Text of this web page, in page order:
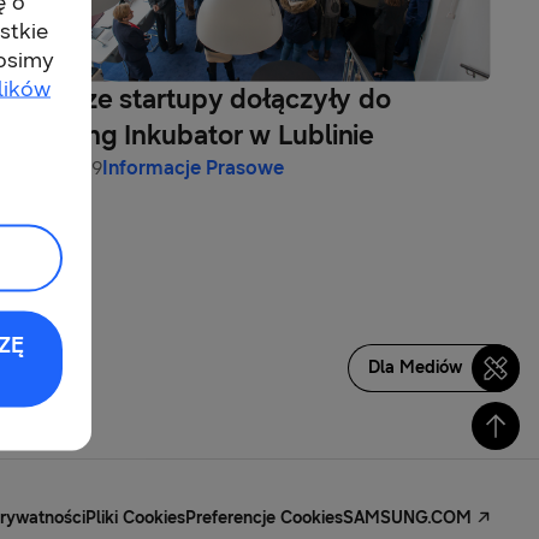
Pierwsze startupy dołączyły do
Samsung Inkubator w Lublinie
10-04-2019Informacje Prasowe
Dla Mediów
Pliki CookiesPreferencje CookiesSAMSUNG.COM